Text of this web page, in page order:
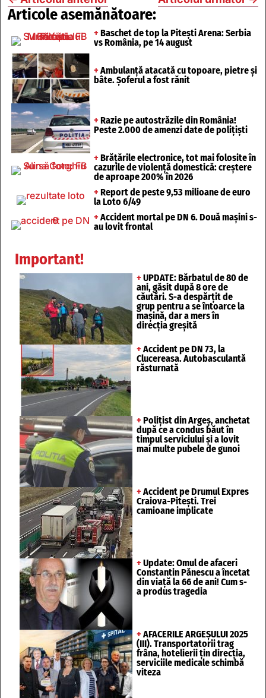
Articole asemănătoare:
+ Baschet de top la Pitești Arena: Serbia
vs România, pe 14 august
+ Ambulanță atacată cu topoare, pietre și
bâte. Șoferul a fost rănit
+ Razie pe autostrăzile din România!
Peste 2.000 de amenzi date de polițiști
+ Brățările electronice, tot mai folosite în
cazurile de violență domestică: creștere
de aproape 200% în 2026
+ Report de peste 9,53 milioane de euro
la Loto 6/49
+ Accident mortal pe DN 6. Două mașini s-
au lovit frontal
Important!
+ UPDATE: Bărbatul de 80 de
ani, găsit după 8 ore de
căutări. S-a despărțit de
grup pentru a se întoarce la
mașină, dar a mers în
direcția greșită
+ Accident pe DN 73, la
Clucereasa. Autobasculantă
răsturnată
+ Polițist din Argeș, anchetat
după ce a condus băut în
timpul serviciului și a lovit
mai multe pubele de gunoi
+ Accident pe Drumul Expres
Craiova-Pitești. Trei
camioane implicate
+ Update: Omul de afaceri
Constantin Pănescu a încetat
din viață la 66 de ani! Cum s-
a produs tragedia
+ AFACERILE ARGEȘULUI 2025
(III). Transportatorii trag
frâna, hotelierii țin direcția,
serviciile medicale schimbă
viteza